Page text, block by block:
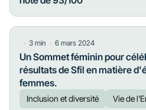
・ 3 min ・ 6 mars 2024
Un Sommet féminin pour
résultats de Sfil en matière
femmes.
Inclusion et diversité Vie de